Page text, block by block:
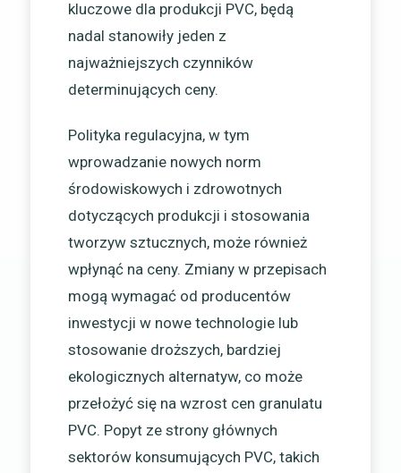
kluczowe dla produkcji PVC, będą
nadal stanowiły jeden z
najważniejszych czynników
determinujących ceny.
Polityka regulacyjna, w tym
wprowadzanie nowych norm
środowiskowych i zdrowotnych
dotyczących produkcji i stosowania
tworzyw sztucznych, może również
wpłynąć na ceny. Zmiany w przepisach
mogą wymagać od producentów
inwestycji w nowe technologie lub
stosowanie droższych, bardziej
ekologicznych alternatyw, co może
przełożyć się na wzrost cen granulatu
PVC. Popyt ze strony głównych
sektorów konsumujących PVC, takich